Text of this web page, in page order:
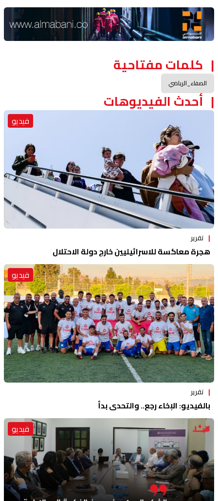
Advertisement Section
كلمات مفتاحية
الصفاء_الرياضي
أحدث الفيديوهات
فيديو
تقرير
هجرة معاكسة للاسرائيليين خارج دولة الاحتلال
فيديو
تقرير
بالفيديو: الإخاء رجع.. والتحدي بدأ
فيديو